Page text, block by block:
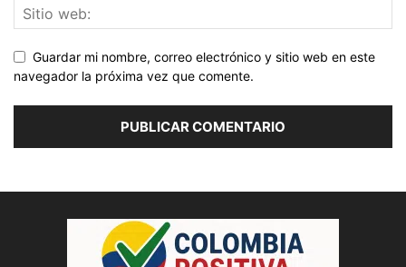
Guardar mi nombre, correo electrónico y sitio web en este
navegador la próxima vez que comente.